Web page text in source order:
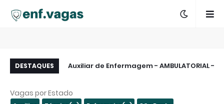
DESTAQUES
Técnico Enfermagem Trabalho -
Auxiliar de Enfermagem - AMBULATORIAL -
de E-mails dos
Vagas por Estado